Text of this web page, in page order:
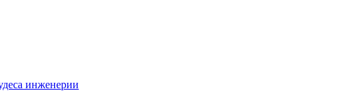
инженерии